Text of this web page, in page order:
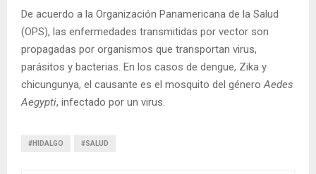
De acuerdo a la Organización Panamericana de la Salud
(OPS), las enfermedades transmitidas por vector son
propagadas por organismos que transportan virus,
parásitos y bacterias. En los casos de dengue, Zika y
chicungunya, el causante es el mosquito del géneroAedes
Aegypti, infectado por un virus.
#HIDALGO #SALUD